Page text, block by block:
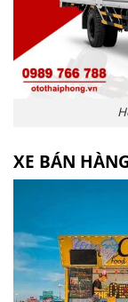
XE BÁN